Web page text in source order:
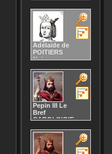
Monaco, , , ,
MONACO,
1848
20
Décès :
juin 1922
Adélaïde de
POITIERS
Naissance :
Décès : vers
1004
Pepin III Le
Bref
CAROLINGIENS
vers 715
27
20
Jupile